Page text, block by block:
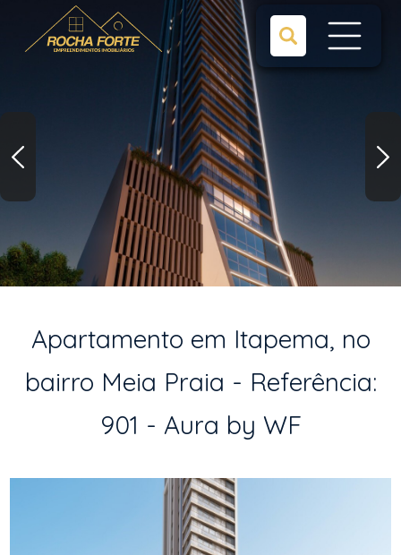
Apartamento em Itapema, no
bairro Meia Praia - Referência:
901 - Aura by WF